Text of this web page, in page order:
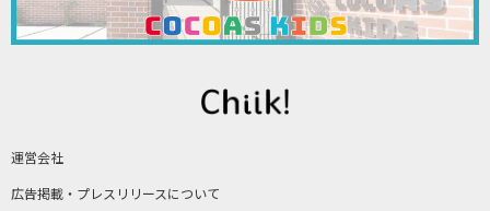
運営会社
広告掲載・プレスリリースについて